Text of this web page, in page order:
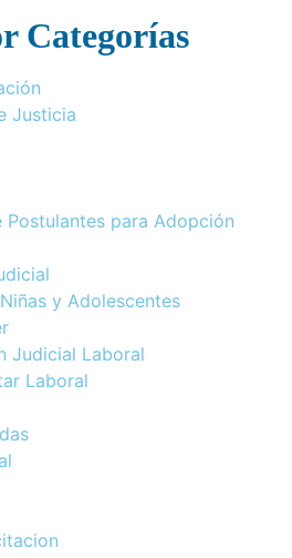
Categorías
Justicia
Postulantes para Adopción
y Adolescentes
Judicial Laboral
Laboral